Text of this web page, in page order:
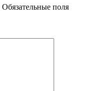
Обязательные поля